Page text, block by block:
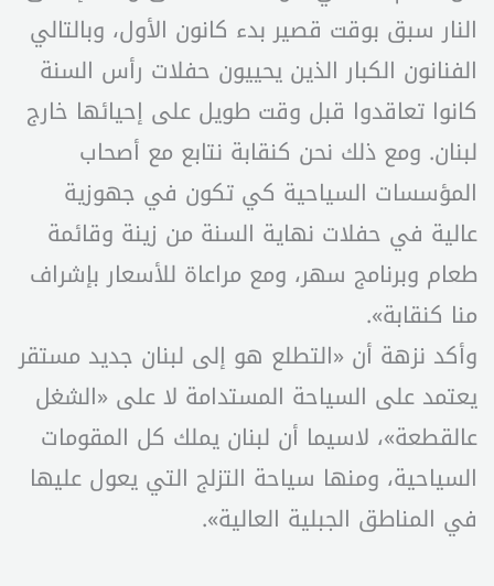
النار سبق بوقت قصير بدء كانون الأول، وبالتالي
الفنانون الكبار الذين يحييون حفلات رأس السنة
كانوا تعاقدوا قبل وقت طويل على إحيائها خارج
لبنان. ومع ذلك نحن كنقابة نتابع مع أصحاب
المؤسسات السياحية كي تكون في جهوزية
عالية في حفلات نهاية السنة من زينة وقائمة
طعام وبرنامج سهر، ومع مراعاة للأسعار بإشراف
منا كنقابة».
وأكد نزهة أن «التطلع هو إلى لبنان جديد مستقر
يعتمد على السياحة المستدامة لا على «الشغل
عالقطعة»، لاسيما أن لبنان يملك كل المقومات
السياحية، ومنها سياحة التزلج التي يعول عليها
في المناطق الجبلية العالية».